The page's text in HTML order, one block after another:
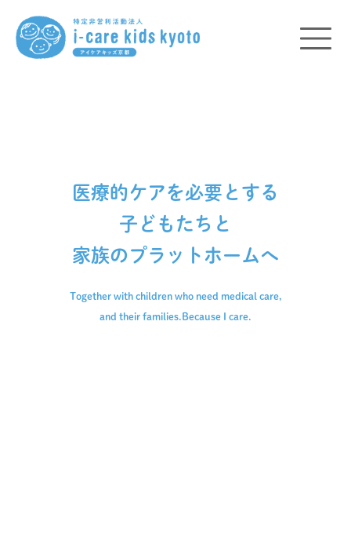
医療的ケアを必要とする
子どもたちと
家族のプラットホームへ
Together with children who need medical care,
and their families.Because I care.